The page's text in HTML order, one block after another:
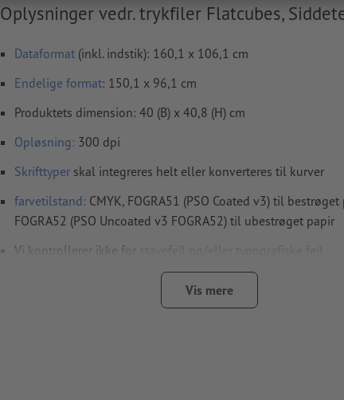
Oplysninger vedr. trykfiler Flatcubes,
Dataformat (inkl. indstik): 160,1 x 106,1 cm
Endelige format: 150,1 x 96,1 cm
Produktets dimension: 40 (B) x 40,8 (H) cm
Opløsning: 300 dpi
Skrifttyper skal integreres helt eller konverteres til kurver
farvetilstand: CMYK, FOGRA51 (PSO Coated v3) til bestrøget
FOGRA52 (PSO Uncoated v3 FOGRA52) til ubestrøget papir
Vi kontrollerer ikke for stavefejl og/eller typografiske fejl
overtrykningsindstillingerne
slettes og trykkes ikke
Vis mere